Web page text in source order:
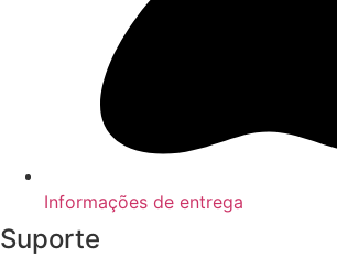
Informações de entrega
Suporte